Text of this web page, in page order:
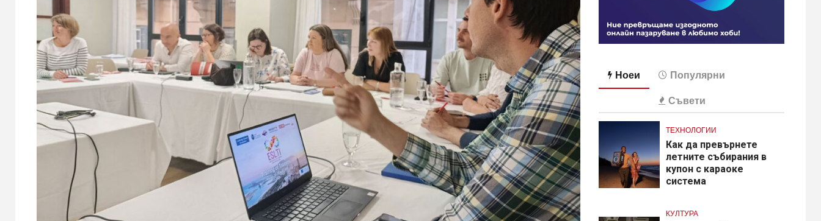
Ноеи Популярни
Съвети
ТЕХНОЛОГИИ
Как да превърнете
летните събирания в
купон с караоке
система
КУЛТУРА